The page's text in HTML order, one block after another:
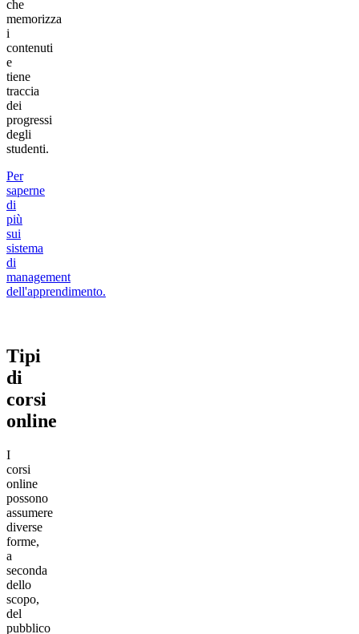
che
memorizza
i
contenuti
e
tiene
traccia
dei
progressi
degli
studenti.
Per
saperne
di
più
sui
sistema
di
management
dell'apprendimento.
Tipi
di
corsi
online
I
corsi
online
possono
assumere
diverse
forme,
a
seconda
dello
scopo,
del
pubblico